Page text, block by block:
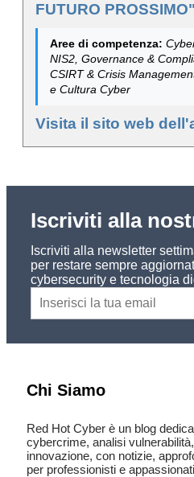
FUTURO PROSSIMO"
Aree di competenza:
NIS2, Governance &
CSIRT & Crisis
e Cultura Cyber
Visita il sito web
Iscriviti alla
Iscriviti alla newsletter
per restare sempre
cybersecurity e tecnologia
Chi Siamo
Red Hot Cyber è un blog
cybercrime, analisi
innovazione, con notizie,
per professionisti e